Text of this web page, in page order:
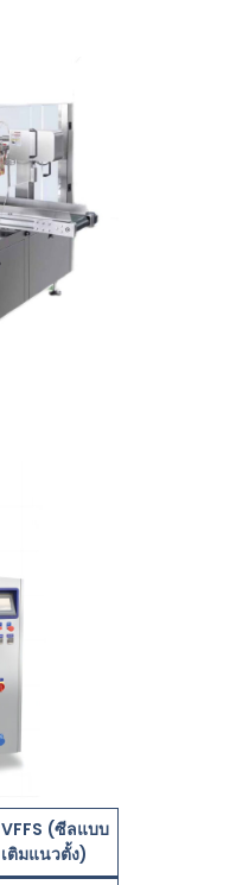
VFFS (ซีลแบบ
เติมแนวตั้ง)